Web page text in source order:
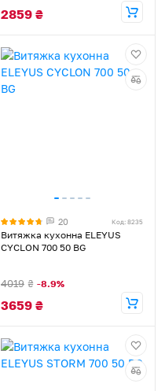
2859 ₴
20 Код: 8235
Витяжка кухонна ELEYUS
CYCLON 700 50 BG
4019 ₴ -8.9%
3659 ₴